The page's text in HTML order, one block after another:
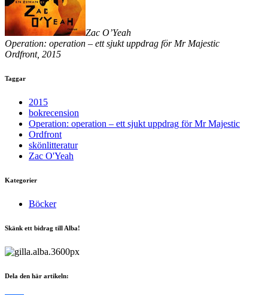
Zac O’Yeah
Operation: operation – ett sjukt uppdrag för Mr Majestic
Ordfront, 2015
Taggar
2015
bokrecension
Operation: operation – ett sjukt uppdrag för Mr Majestic
Ordfront
skönlitteratur
Zac O'Yeah
Kategorier
Böcker
Skänk ett bidrag till Alba!
Dela den här artikeln: